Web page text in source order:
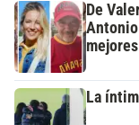
De
La